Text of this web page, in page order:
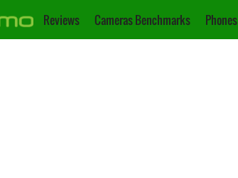
Reviews Cameras Benchmarks Phones